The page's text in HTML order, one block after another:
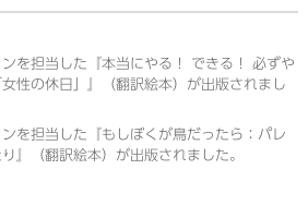
を担当した『本当にやる！ できる！ 必ずや
性の休日」』（翻訳絵本）が出版されまし
を担当した『もしぼくが鳥だったら：パレ
』（翻訳絵本）が出版されました。